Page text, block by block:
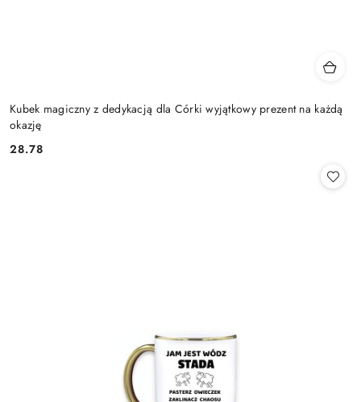
Kubek magiczny z dedykacją dla Córki wyjątkowy prezent na każdą
okazję
Cena:
28.78